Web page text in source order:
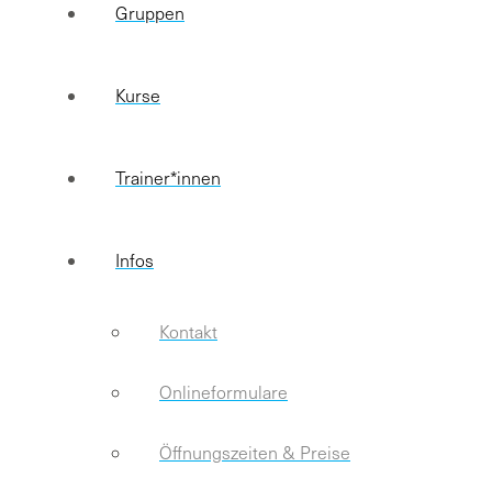
Gruppen
Kurse
Trainer*innen
Infos
Kontakt
Onlineformulare
Öffnungszeiten & Preise